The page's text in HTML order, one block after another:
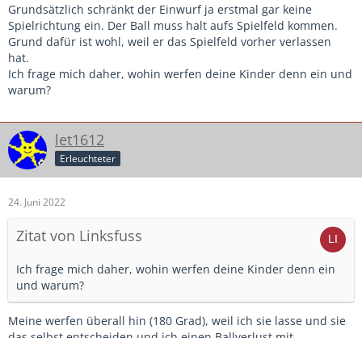
Grundsätzlich schränkt der Einwurf ja erstmal gar keine
Spielrichtung ein. Der Ball muss halt aufs Spielfeld kommen.
Grund dafür ist wohl, weil er das Spielfeld vorher verlassen
hat.
Ich frage mich daher, wohin werfen deine Kinder denn ein und
warum?
let1612
Erleuchteter
24. Juni 2022
Zitat von Linksfuss
Ich frage mich daher, wohin werfen deine Kinder denn ein
und warum?
Meine werfen überall hin (180 Grad), weil ich sie lasse und sie